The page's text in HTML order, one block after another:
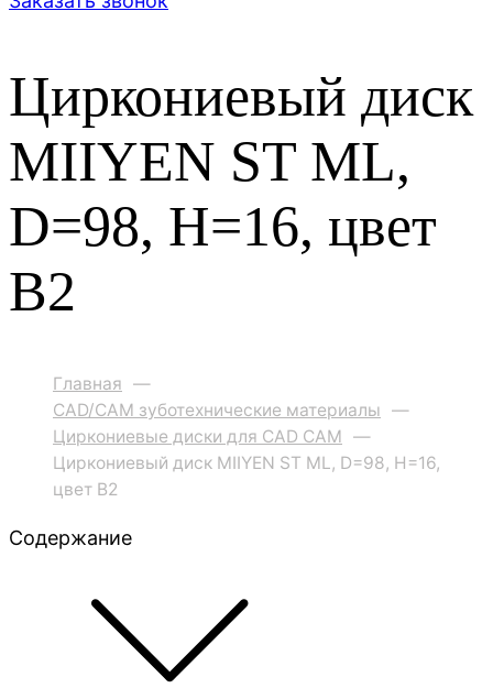
Циркониевый диск
MIIYEN ST ML,
D=98, H=16, цвет
B2
Главная —
CAD/CAM зуботехнические материалы —
Циркониевые диски для CAD CAM —
Циркониевый диск MIIYEN ST ML, D=98, H=16,
цвет B2
Содержание